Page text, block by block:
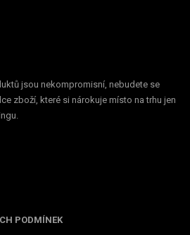
jsou nekompromisní, nebudete se
zboží, které si nárokuje místo na trhu jen
PODMÍNEK